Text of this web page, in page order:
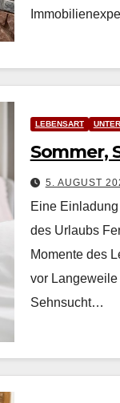
LEBENSART
Sommer,
5. AUGUST
Eine
des Urlaubs
Momente des
vor
Sehn­sucht…